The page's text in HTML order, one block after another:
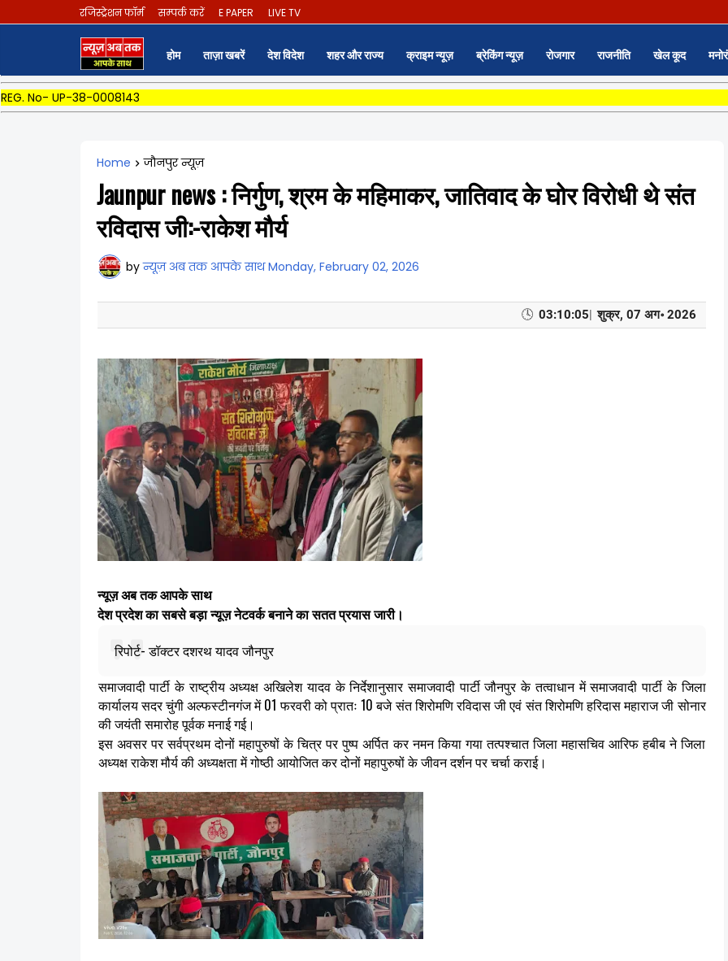
रजिस्ट्रेशन फॉर्म सम्पर्क करें E PAPER LIVE TV
होम ताज़ा खबरें देश विदेश शहर और राज्य क्राइम न्यूज़ ब्रेकिंग न्यूज़ रोजगार राजनीति खेल कूद
REG. No- UP-38-0008143
Home जौनपुर न्यूज़
Jaunpur news : निर्गुण, श्रम के महिमाकर, जातिवाद के घोर विरोधी थे संत
रविदास जी:-राकेश मौर्य
by न्यूज़ अब तक आपके साथ Monday, February 02, 2026
🕓 03:10:06| शुक्र, 07 अग॰ 2026
न्यूज़ अब तक आपके साथ
देश प्रदेश का सबसे बड़ा न्यूज़ नेटवर्क बनाने का सतत प्रयास जारी।
रिपोर्ट- डॉक्टर दशरथ यादव जौनपुर
समाजवादी पार्टी के राष्ट्रीय अध्यक्ष अखिलेश यादव के निर्देशानुसार समाजवादी पार्टी जौनपुर के तत्वाधान में समाजवादी पार्टी के जिला
कार्यालय सदर चुंगी अल्फस्टीनगंज में 01 फरवरी को प्रातः 10 बजे संत शिरोमणि रविदास जी एवं संत शिरोमणि हरिदास महाराज जी सोनार
की जयंती समारोह पूर्वक मनाई गई।
इस अवसर पर सर्वप्रथम दोनों महापुरुषों के चित्र पर पुष्प अर्पित कर नमन किया गया तत्पश्चात जिला महासचिव आरिफ हबीब ने जिला
अध्यक्ष राकेश मौर्य की अध्यक्षता में गोष्ठी आयोजित कर दोनों महापुरुषों के जीवन दर्शन पर चर्चा कराई।